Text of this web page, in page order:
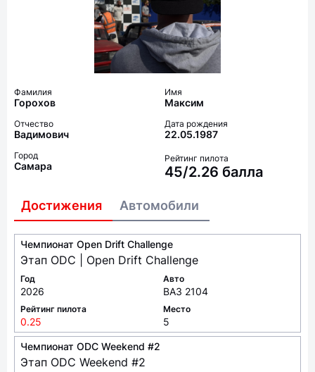
Фамилия
Горохов
Имя
Максим
Отчество
Вадимович
Дата рождения
22.05.1987
Город
Самара
Рейтинг пилота
45/2.26 балла
Достижения Автомобили
Чемпионат Open Drift Challenge
Этап ODC | Open Drift Challenge
Год
2026
Авто
ВАЗ 2104
Рейтинг пилота
0.25
Место
5
Чемпионат ODC Weekend #2
Этап ODC Weekend #2